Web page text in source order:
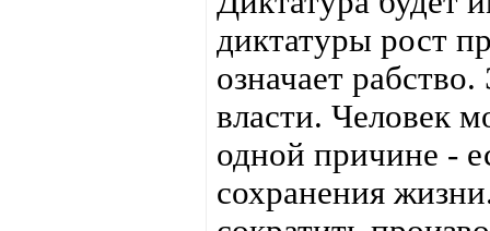
диктатуры рост
означает
власти. Человек
одной причине -
сохранения